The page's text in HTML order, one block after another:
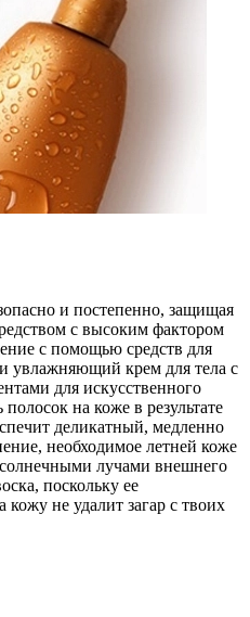
и постепенно, защищая
с высоким фактором
с помощью средств для
увлажняющий крем для тела с
для искусственного
полосок на коже в результате
деликатный, медленно
необходимое летней коже
солнечными лучами внешнего
поскольку ее
кожу не удалит загар с твоих